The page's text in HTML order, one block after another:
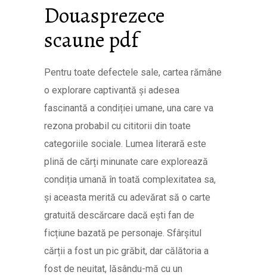
Douasprezece
scaune pdf
Pentru toate defectele sale, cartea rămâne
o explorare captivantă și adesea
fascinantă a condiției umane, una care va
rezona probabil cu cititorii din toate
categoriile sociale. Lumea literară este
plină de cărți minunate care explorează
condiția umană în toată complexitatea sa,
și aceasta merită cu adevărat să o carte
gratuită descărcare dacă ești fan de
ficțiune bazată pe personaje. Sfârșitul
cărții a fost un pic grăbit, dar călătoria a
fost de neuitat, lăsându-mă cu un